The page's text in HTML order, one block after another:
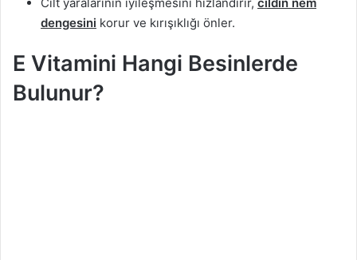
dengesini korur ve kırışıklığı önler.
E Vitamini Hangi Besinlerde
Bulunur?